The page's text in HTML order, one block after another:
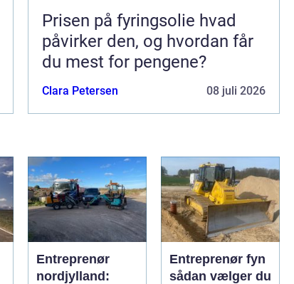
Prisen på fyringsolie hvad
påvirker den, og hvordan får
du mest for pengene?
Clara Petersen 08 juli 2026
Entreprenør
nordjylland:
Entreprenør fyn
sådan vælger du